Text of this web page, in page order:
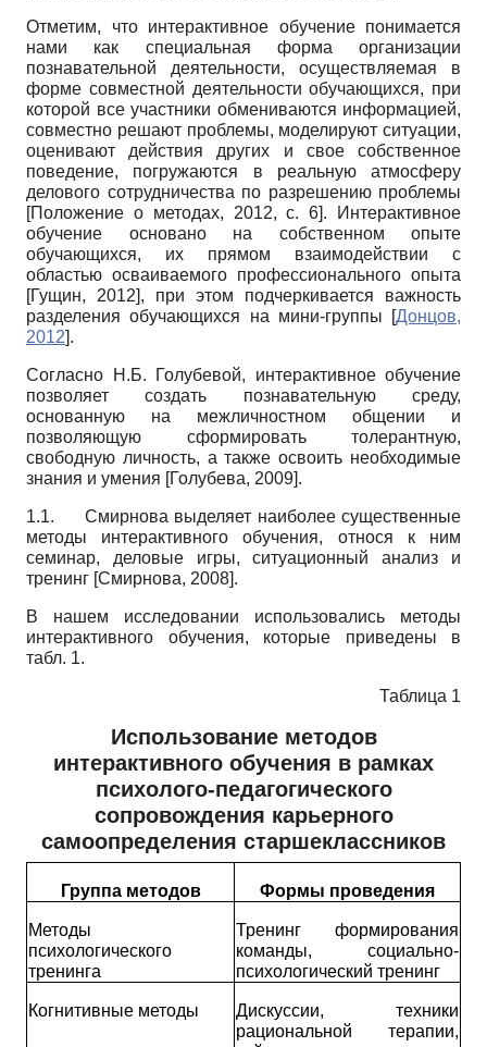
Отметим, что интерактивное обучение понимается
нами как специальная форма организации
познавательной деятельности, осуществляемая в
форме совместной деятельности обучающихся, при
которой все участники обмениваются информацией,
совместно решают проблемы, моделируют ситуации,
оценивают действия других и свое собственное
поведение, погружаются в реальную атмосферу
делового сотрудничества по разрешению проблемы
[Положение о методах, 2012, с. 6]. Интерактивное
обучение основано на собственном опыте
обучающихся, их прямом взаимодействии с
областью осваиваемого профессионального опыта
[Гущин, 2012], при этом подчеркивается важность
разделения обучающихся на мини-группы
[Донцов,
2012].
Согласно Н.Б. Голубевой, интерактивное обучение
позволяет создать познавательную среду,
основанную на межличностном общении и
позволяющую сформировать толерантную,
свободную личность, а также освоить необходимые
знания и умения [Голубева, 2009].
1.1. Смирнова выделяет наиболее существенные
методы интерактивного обучения, относя к ним
семинар, деловые игры, ситуационный анализ и
тренинг [Смирнова, 2008].
В нашем исследовании использовались методы
интерактивного обучения, которые приведены в
табл. 1.
Таблица 1
Использование методов
интерактивного обучения в рамках
психолого-педагогического
сопровождения карьерного
самоопределения старшеклассников
Группа методов Формы проведения
Методы
психологического
тренинга
Тренинг формирования
команды, социально­
психологический тренинг
Когнитивные методы
Дискуссии, техники
рациональной терапии,